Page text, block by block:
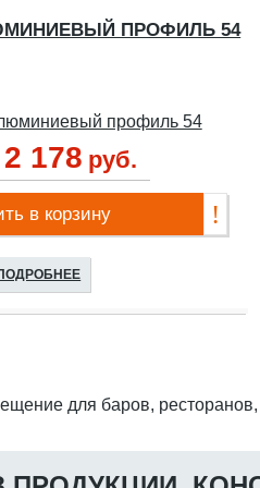
ПРОФИЛЬ 54
2 178 руб.
в корзину